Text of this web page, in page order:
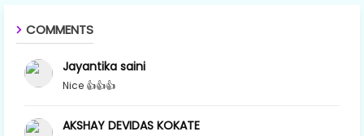
COMMENTS
Jayantika saini
Nice 👍👍👍
AKSHAY DEVIDAS KOKATE